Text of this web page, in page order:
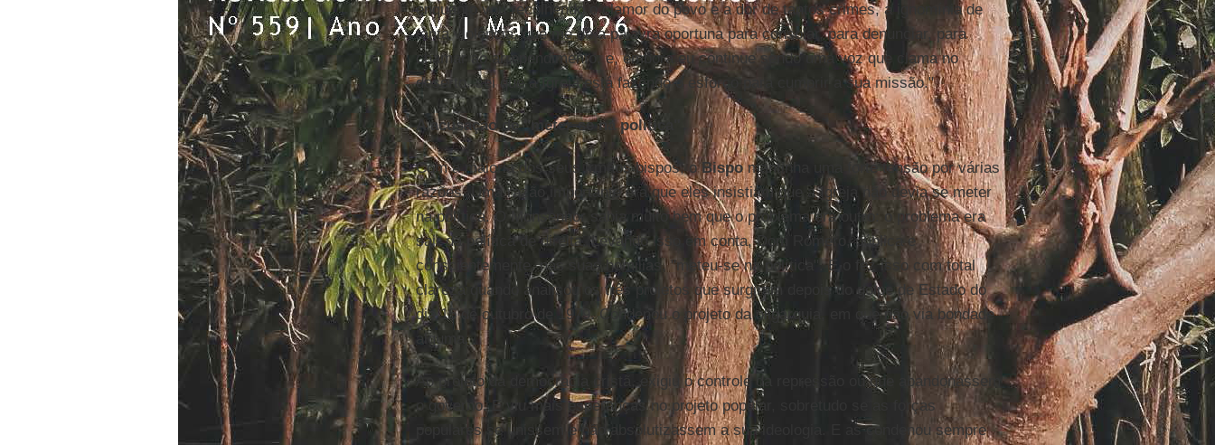
enquanto vou recolhendo o clamor do povo e a dor de tantos crimes, a ignomínia de
tanta violência, que me dê a palavra oportuna para consolar, para denunciar, para
chamar ao arrependimento, e, embora eu continue sendo uma voz que clama no
deserto, sei que a Igreja está fazendo o esforço para cumprir a sua missão."
A acusação de "meter-se na política"
Com a maioria dos seus irmãos bispos, oBispomantinha uma forte tensão por várias
razões. Uma razão importante era que eles insistiam que a Igreja não devia se meter
na política. O Monsenhor sabia muito bem que o problema era outro: o problema era
sair da política de direita. Levando isso em conta, Dom Romero, pública e
conscientemente, nas suas homilias, "meteu-se na política". E o fez isso com total
clareza quando analisou os três projetos que surgiram depois do golpe de Estado do
dia 15 de outubro de 1979. Condenou o projeto da oligarquia, em que não via bondade
alguma.
Ao projeto da democracia cristã, exigiu o controle da repressão ou que abandonassem
o governo. E viu mais esperanças no projeto popular, sobretudo se as forças
populares se unissem e não absolutizassem a sua ideologia. E as condenou sempre